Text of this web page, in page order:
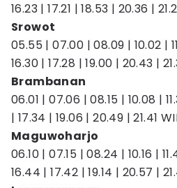
16.23 | 17.21 | 18.53 | 20.36 |
Srowot
05.55 | 07.00 | 08.09 | 10.02 |
16.30 | 17.28 | 19.00 | 20.43 |
Brambanan
06.01 | 07.06 | 08.15 | 10.08 |
| 17.34 | 19.06 | 20.49 | 21.41
Maguwoharjo
06.10 | 07.15 | 08.24 | 10.16 |
16.44 | 17.42 | 19.14 | 20.57 |